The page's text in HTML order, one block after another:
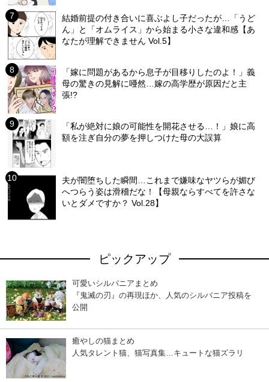
結婚前提の付き合いに喜ぶよし子だったが…「うど
ん」と「オムライス」から始まる小さな違和感【あ
なたが理解できません Vol.5】
「嫁に問題があるから息子が目移りしたのよ！」義
母の驚きの見解に唖然…嫁の高学歴が原因だと主
張!?
「私が絶対に娘の可能性を開花させる…！」娘に高
額を注ぎ自分の夢を押しつけた母の大誤算
夫が闇堕ちした瞬間…これまで嫌味なヤツらが媚び
へつらう姿は滑稽だな！【母親ならすべてを許さな
いとダメですか？ Vol.28】
ピックアップ
可愛いシルバニアまとめ
『鬼滅の刃』の再現ほか、人気のシルバニア投稿を
公開
癒やしの猫まとめ
人気タレント猫、猫写真集…キュートな猫ズラリ